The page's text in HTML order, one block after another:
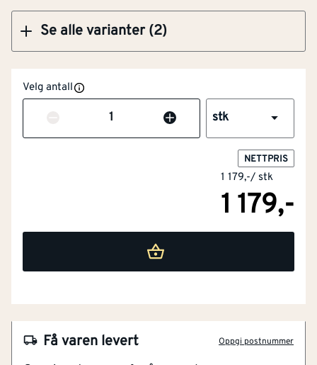
Se alle varianter (2)
Velg antall
Antall stk
NETTPRIS
1 179,-/ stk
1 179,-
Få varen levert Oppgi postnummer
Laserskårne ekspansjonsspor for redusert